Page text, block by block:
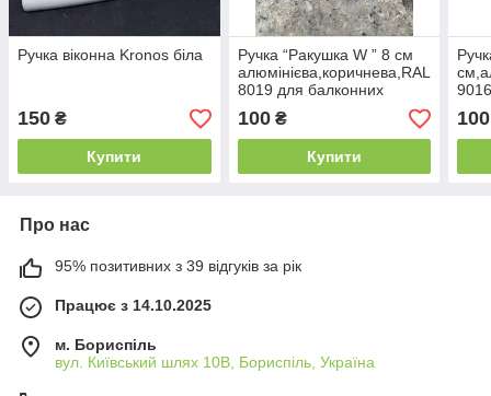
Ручка віконна Kronos біла
150 ₴
Купити
Ручка “Ракушка W ” 8 см
алюмінієва,коричнева,RAL
8019 для балконних
дверей
100₴
Купити
100
Про нас
95% позитивних з 39 відгуків за рік
Працює з 14.10.2025
м. Бориспіль
вул. Київський шлях 10В, Бориспіль, Україна